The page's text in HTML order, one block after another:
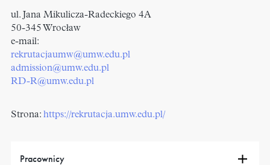
ul. Jana Mikulicza-Radeckiego 4A
50-345 Wrocław
e-mail:
rekrutacjaumw@umw.edu.pl
admission@umw.edu.pl
RD-R@umw.edu.pl
Strona: https://rekrutacja.umw.edu.pl/
Pracownicy